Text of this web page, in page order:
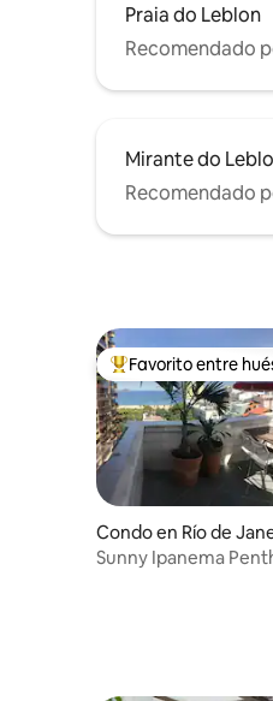
Praia do Leblon
Recomendado
Mirante do
Recomendado
Favorito entre
Favorito entre
Condo en Río de
Sunny Ipanema